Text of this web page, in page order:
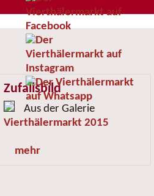
Zufallsbild
Aus der Galerie
Vierthälermarkt 2015
mehr